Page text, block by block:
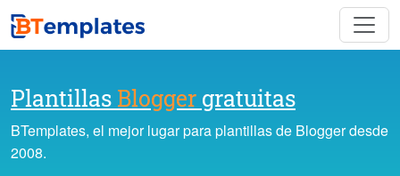
Plantillas Blogger gratuitas
BTemplates, el mejor lugar para plantillas de Blogger desde
2008.